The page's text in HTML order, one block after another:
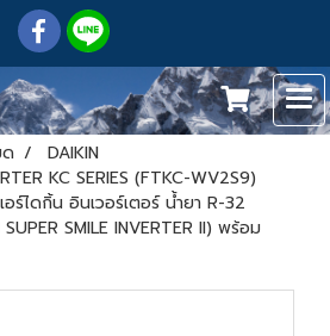
DAIKIN
KC SERIES (FTKC-WV2S9)
ร์ไดกิ้น อินเวอร์เตอร์ น้ำยา R-32
SMILE INVERTER II) พร้อม